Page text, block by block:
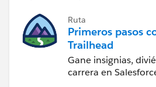
Ruta
Primeros pasos
Trailhead
Gane insignias,
carrera en